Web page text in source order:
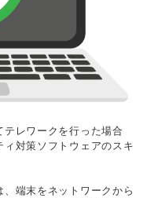
レワークを行った場合
対策ソフトウェアのスキ
端末をネットワークから